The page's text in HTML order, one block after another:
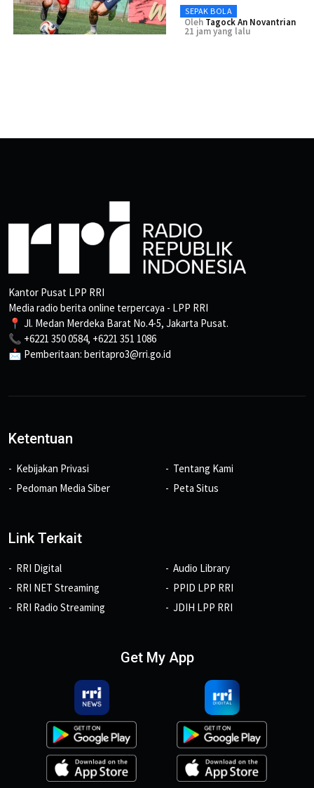
SEPAK BOLA
Oleh Tagock An Novantrian
21 jam yang lalu
Kantor Pusat LPP RRI
Media radio berita online terpercaya - LPP RRI
📍 Jl. Medan Merdeka Barat No.4-5, Jakarta Pusat.
📞 +6221 350 0584, +6221 351 1086
📩 Pemberitaan: beritapro3@rri.go.id
Ketentuan
Kebijakan Privasi
Pedoman Media Siber
Tentang Kami
Peta Situs
Link Terkait
RRI Digital
RRI NET Streaming
RRI Radio Streaming
Audio Library
PPID LPP RRI
JDIH LPP RRI
Get My App